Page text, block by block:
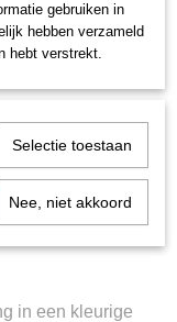
kralen.
weten via het
dus
in een kleurige
gebruiken in
hebben verzameld
hebt verstrekt.
Selectie toestaan
Nee, niet akkoord